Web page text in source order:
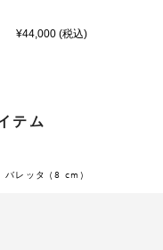
¥44,000 (税込)
テム
バレッタ (8 cm)